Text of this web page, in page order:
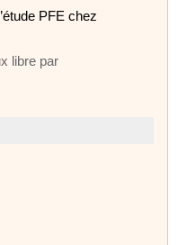
PFE chez
libre par